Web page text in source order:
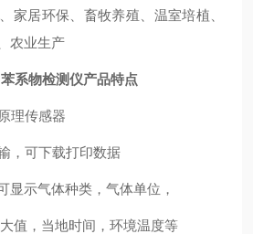
家居环保、畜牧养殖、温室培植、
农业生产
系物检测仪产品特点
理传感器
，可下载打印数据
显示气体种类，气体单位，
值，当地时间，环境温度等